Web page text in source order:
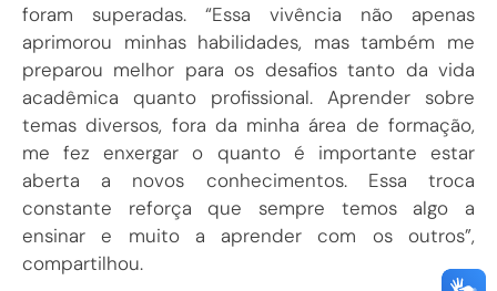
foram superadas. “Essa vivência não apenas
aprimorou minhas habilidades, mas também me
preparou melhor para os desafios tanto da vida
acadêmica quanto profissional. Aprender sobre
temas diversos, fora da minha área de formação,
me fez enxergar o quanto é importante estar
aberta a novos conhecimentos. Essa troca
constante reforça que sempre temos algo a
ensinar e muito a aprender com os outros”,
compartilhou.